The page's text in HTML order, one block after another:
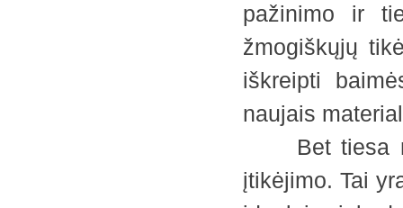
pažinimo ir
žmogiškųjų
iškreipti
naujais
Bet tiesa
įtikėjimo. Tai